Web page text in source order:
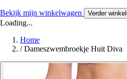
Bekijk mijn winkelwagen Verder
Loading...
Home
/ Dameszwembroekje Huit Diva